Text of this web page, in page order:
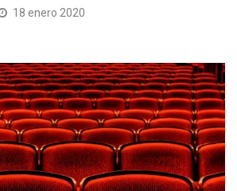
18 enero 2020